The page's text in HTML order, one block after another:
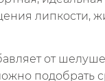
липкости,
от
подобрать